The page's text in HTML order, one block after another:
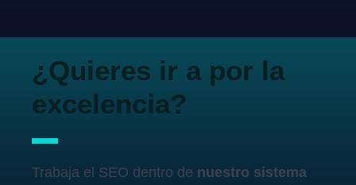
¿Quieres ir a por la
excelencia?
Trabaja el SEO dentro de nuestro sistema